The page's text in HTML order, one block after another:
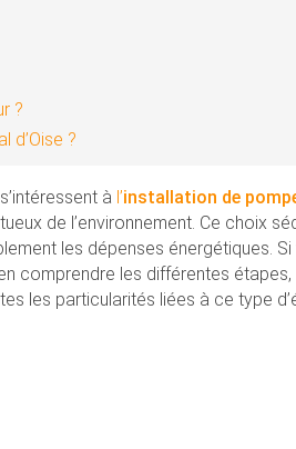
?
d’Oise ?
à l’installation de
de l’environnement. Ce choix
les dépenses énergétiques. Si
comprendre les différentes étapes,
les particularités liées à ce type